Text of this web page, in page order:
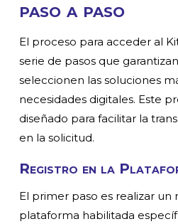
paso a paso
El proceso para acceder al
serie de pasos que
seleccionen las soluciones
necesidades digitales. Este
diseñado para facilitar la
en la solicitud.
Registro en la
El primer paso es realizar un
plataforma habilitada